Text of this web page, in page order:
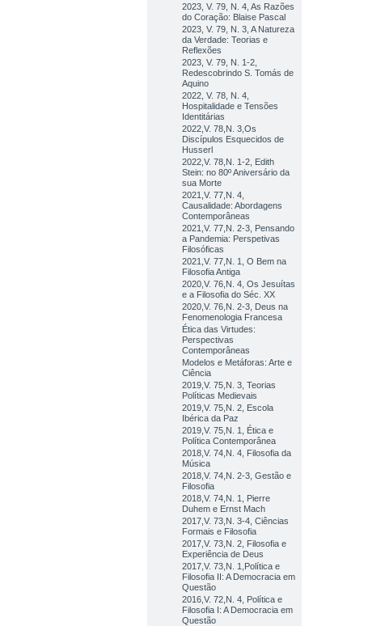
2023, V. 79, N. 4, As Razões
do Coração: Blaise Pascal
2023, V. 79, N. 3, A Natureza
da Verdade: Teorias e
Reflexões
2023, V. 79, N. 1-2,
Redescobrindo S. Tomás de
Aquino
2022, V. 78, N. 4,
Hospitalidade e Tensões
Identitárias
2022,V. 78,N. 3,Os
Discípulos Esquecidos de
Husserl
2022,V. 78,N. 1-2, Edith
Stein: no 80º Aniversário da
sua Morte
2021,V. 77,N. 4,
Causalidade: Abordagens
Contemporâneas
2021,V. 77,N. 2-3, Pensando
a Pandemia: Perspetivas
Filosóficas
2021,V. 77,N. 1, O Bem na
Filosofia Antiga
2020,V. 76,N. 4, Os Jesuítas
e a Filosofia do Séc. XX
2020,V. 76,N. 2-3, Deus na
Fenomenologia Francesa
Ética das Virtudes:
Perspectivas
Contemporâneas
Modelos e Metáforas: Arte e
Ciência
2019,V. 75,N. 3, Teorias
Políticas Medievais
2019,V. 75,N. 2, Escola
Ibérica da Paz
2019,V. 75,N. 1, Ética e
Política Contemporânea
2018,V. 74,N. 4, Filosofia da
Música
2018,V. 74,N. 2-3, Gestão e
Filosofia
2018,V. 74,N. 1, Pierre
Duhem e Ernst Mach
2017,V. 73,N. 3-4, Ciências
Formais e Filosofia
2017,V. 73,N. 2, Filosofia e
Experiência de Deus
2017,V. 73,N. 1,Política e
Filosofia II: A Democracia em
Questão
2016,V. 72,N. 4, Política e
Filosofia I: A Democracia em
Questão